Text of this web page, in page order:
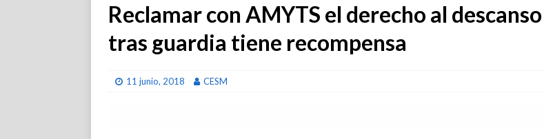
Reclamar con AMYTS el derecho al descanso
tras guardia tiene recompensa
11 junio, 2018 CESM